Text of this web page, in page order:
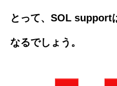
とって、SOL support
なるでしょう。